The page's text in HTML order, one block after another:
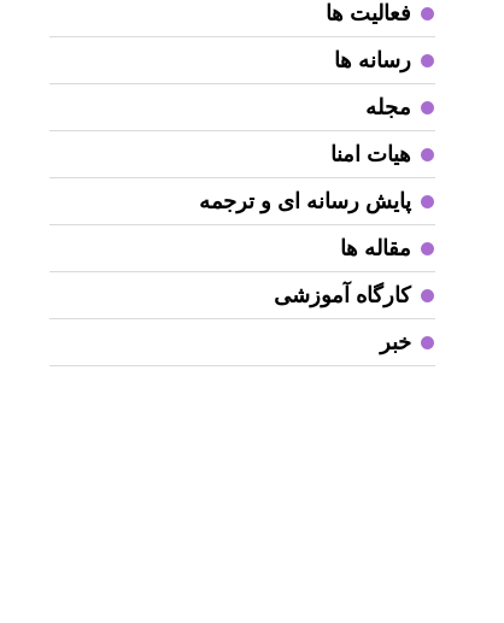
فعالیت ها
رسانه ها
مجله
هیات امنا
پایش رسانه ای و ترجمه
مقاله ها
کارگاه آموزشی
خبر